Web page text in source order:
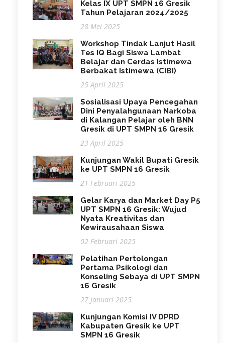
Kelas IX UPT SMPN 16 Gresik
Tahun Pelajaran 2024/2025
28 Mei 2025
Workshop Tindak Lanjut Hasil
Tes IQ Bagi Siswa Lambat
Belajar dan Cerdas Istimewa
Berbakat Istimewa (CIBI)
25 April 2025
Sosialisasi Upaya Pencegahan
Dini Penyalahgunaan Narkoba
di Kalangan Pelajar oleh BNN
Gresik di UPT SMPN 16 Gresik
23 April 2025
Kunjungan Wakil Bupati Gresik
ke UPT SMPN 16 Gresik
21 Februari 2025
Gelar Karya dan Market Day P5
UPT SMPN 16 Gresik: Wujud
Nyata Kreativitas dan
Kewirausahaan Siswa
02 Februari 2025
Pelatihan Pertolongan
Pertama Psikologi dan
Konseling Sebaya di UPT SMPN
16 Gresik
27 Januari 2025
Kunjungan Komisi IV DPRD
Kabupaten Gresik ke UPT
SMPN 16 Gresik